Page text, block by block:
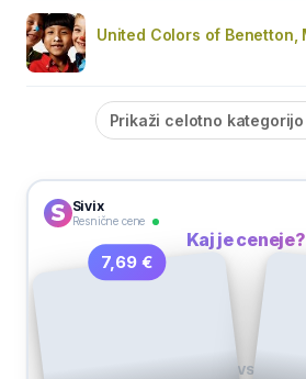
United Colors of Benetton,
Prikaži celotno kategorijo
Sivix
Resnične cene
Kaj je ceneje?
7,69 €
VS